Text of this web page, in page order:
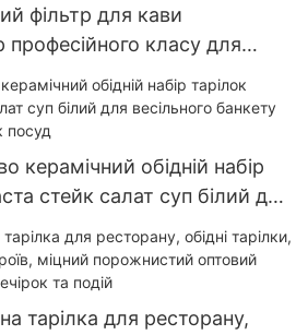
фільтр для кави
професійного класу для
чайник чашка блюдце
набір
керамічний обідній набір
стейк салат суп білий для
елегантний подарунок
тарілка для ресторану,